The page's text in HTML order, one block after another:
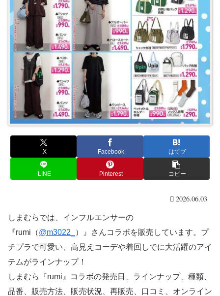
X Facebook はてブ
LINE Pinterest コピー
2026.06.03
しまむらでは、インフルエンサーの
『rumi（@m3022_
）』さんコラボを販売しています。プ
チプラで可愛い、高見えコーデや着回しでに大活躍のアイ
テムがラインナップ！
しまむら『rumi』コラボの発売日、ラインナップ、種類、
品番、販売方法、販売状況、再販売、口コミ、オンライン